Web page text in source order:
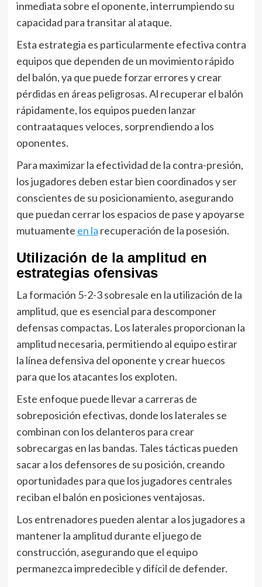
inmediata sobre el oponente, interrumpiendo su
capacidad para transitar al ataque.
Esta estrategia es particularmente efectiva contra
equipos que dependen de un movimiento rápido
del balón, ya que puede forzar errores y crear
pérdidas en áreas peligrosas. Al recuperar el balón
rápidamente, los equipos pueden lanzar
contraataques veloces, sorprendiendo a los
oponentes.
Para maximizar la efectividad de la contra-presión,
los jugadores deben estar bien coordinados y ser
conscientes de su posicionamiento, asegurando
que puedan cerrar los espacios de pase y apoyarse
mutuamente en la recuperación de la posesión.
Utilización de la amplitud en
estrategias ofensivas
La formación 5-2-3 sobresale en la utilización de la
amplitud, que es esencial para descomponer
defensas compactas. Los laterales proporcionan la
amplitud necesaria, permitiendo al equipo estirar
la línea defensiva del oponente y crear huecos
para que los atacantes los exploten.
Este enfoque puede llevar a carreras de
sobreposición efectivas, donde los laterales se
combinan con los delanteros para crear
sobrecargas en las bandas. Tales tácticas pueden
sacar a los defensores de su posición, creando
oportunidades para que los jugadores centrales
reciban el balón en posiciones ventajosas.
Los entrenadores pueden alentar a los jugadores a
mantener la amplitud durante el juego de
construcción, asegurando que el equipo
permanezca impredecible y difícil de defender.